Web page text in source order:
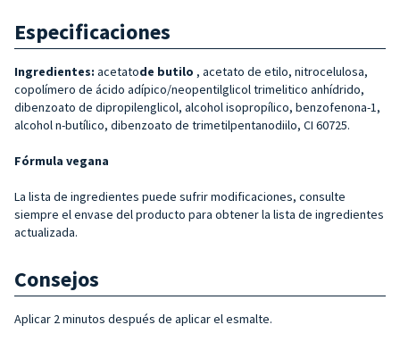
Especificaciones
Ingredientes: acetatode butilo , acetato de etilo, nitrocelulosa,
copolímero de ácido adípico/neopentilglicol trimelitico anhídrido,
dibenzoato de dipropilenglicol, alcohol isopropílico, benzofenona-1,
alcohol n-butílico, dibenzoato de trimetilpentanodiilo, CI 60725.
Fórmula vegana
La lista de ingredientes puede sufrir modificaciones, consulte
siempre el envase del producto para obtener la lista de ingredientes
actualizada.
Consejos
Aplicar 2 minutos después de aplicar el esmalte.